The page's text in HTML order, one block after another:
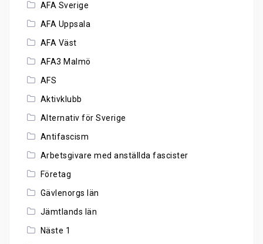
AFA Sverige
AFA Uppsala
AFA Väst
AFA3 Malmö
AFS
Aktivklubb
Alternativ för Sverige
Antifascism
Arbetsgivare med anställda fascister
Företag
Gävlenorgs län
Jämtlands län
Näste 1